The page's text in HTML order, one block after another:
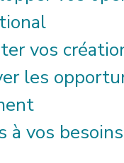
vos
les
à vos besoins